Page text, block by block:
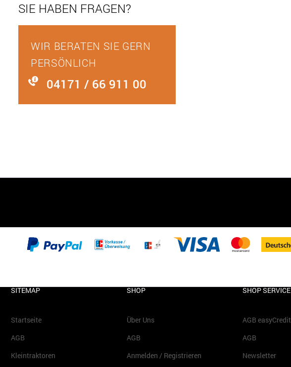
SIE HABEN FRAGEN?
WIR BERATEN SIE GERN
PERSÖNLICH
04171 / 66 911 00
SITEMAP
Startseite
AGB
Kleintraktoren
SHOP
Über Uns
AGB
Anmelden / Registrieren
SHOP SERVICE
AGB easyCredit
AGB
Newsletter